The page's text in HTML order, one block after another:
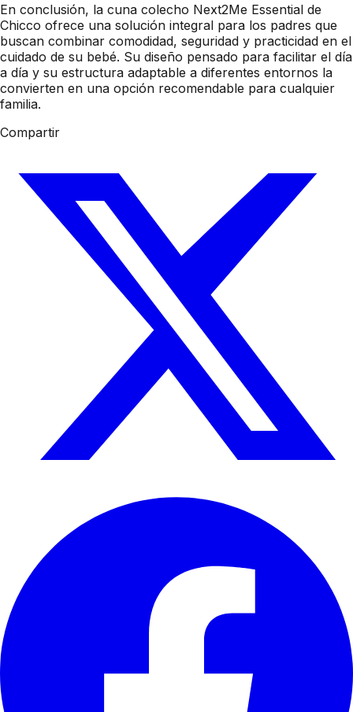
En conclusión, la cuna colecho Next2Me Essential de
Chicco ofrece una solución integral para los padres que
buscan combinar comodidad, seguridad y practicidad en el
cuidado de su bebé. Su diseño pensado para facilitar el día
a día y su estructura adaptable a diferentes entornos la
convierten en una opción recomendable para cualquier
familia.
Compartir